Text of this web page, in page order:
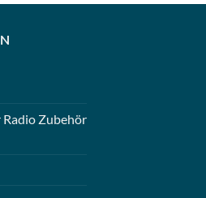
Zubehör